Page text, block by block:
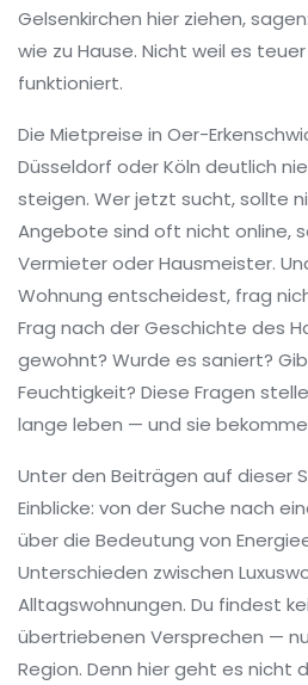
Gelsenkirchen hier ziehen,
wie zu Hause. Nicht weil es
funktioniert.
Die Mietpreise in Oer-
Düsseldorf oder Köln deutlich
steigen. Wer jetzt sucht, sollte
Angebote sind oft nicht online,
Vermieter oder Hausmeister.
Wohnung entscheidest, frag
Frag nach der Geschichte des
gewohnt? Wurde es saniert?
Feuchtigkeit? Diese Fragen
lange leben — und sie
Unter den Beiträgen auf dieser
Einblicke: von der Suche nach
über die Bedeutung von
Unterschieden zwischen
Alltagswohnungen. Du findest
übertriebenen Versprechen —
Region. Denn hier geht es nicht